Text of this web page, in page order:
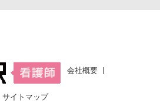
会社概要
サイトマップ